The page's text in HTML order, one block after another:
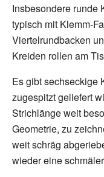
Insbesondere runde
typisch mit Klemm-
Viertelrundbacken
Kreiden rollen am
Es gibt sechseckige
zugespitzt geliefert
Strichlänge weit
Geometrie, zu
weit schräg
wieder eine